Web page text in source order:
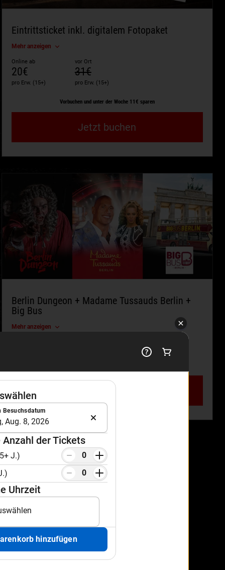
Eintrittsticket inkl. digitalem Fotopaket
Mehr anzeigen
Online ab
20€
pro Erw. (15+)
vor Ort
31€
pro Erw. (15+)
Vorbuchen und unter der Woche 11€ sparen
Jetzt buchen
Berlin Dungeon + Madame Tussauds Berlin +
Big Bus
Mehr anzeigen
Jetzt buchen